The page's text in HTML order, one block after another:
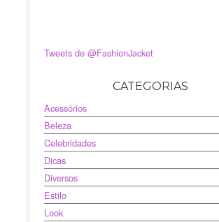
Tweets de @FashionJacket
CATEGORIAS
Acessórios
Beleza
Celebridades
Dicas
Diversos
Estilo
Look